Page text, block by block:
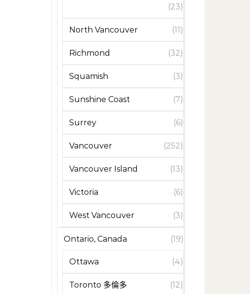
(23)
North Vancouver (11)
Richmond (32)
Squamish (3)
Sunshine Coast (7)
Surrey (6)
Vancouver (252)
Vancouver Island (13)
Victoria (6)
West Vancouver (3)
Ontario, Canada (19)
Ottawa (4)
Toronto 多倫多 (12)